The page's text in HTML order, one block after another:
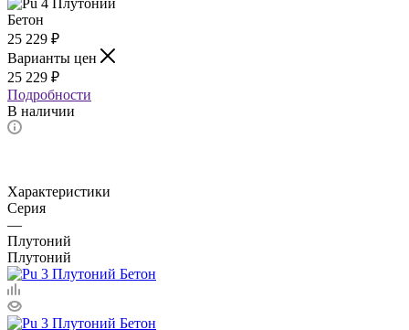
25 229 ₽
Варианты цен
25 229 ₽
Подробности
В наличии
Характеристики
Серия
—
Плутоний
Плутоний